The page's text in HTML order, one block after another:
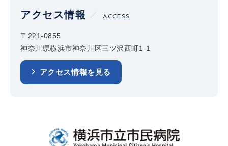
アクセス情報 ACCESS
〒221-0855
神奈川県横浜市神奈川区三ツ沢西町1-1
アクセス情報を見る